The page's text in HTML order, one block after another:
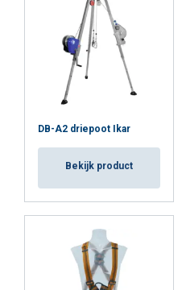
DB-A2 driepoot Ikar
Bekijk product
Strikt
noodzakelijk
DETAILS WEERGEVEN